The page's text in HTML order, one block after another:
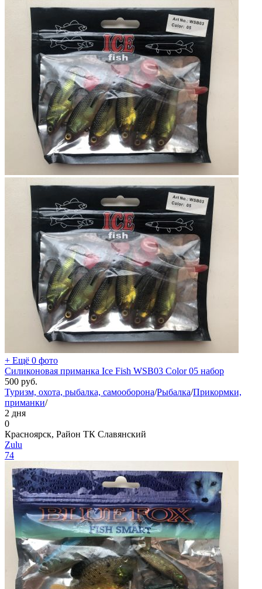
+ Ещё 0 фото
Силиконовая приманка Ice Fish WSB03 Color 05 набор
500 руб.
Туризм, охота, рыбалка, самооборона/Рыбалка/Прикормки,
приманки/
2 дня
0
Красноярск, Район ТК Славянский
Zulu
74